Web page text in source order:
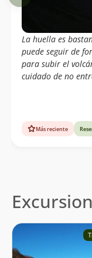
La huella es
puede seguir de
para subir el
cuidado de no
Más reciente